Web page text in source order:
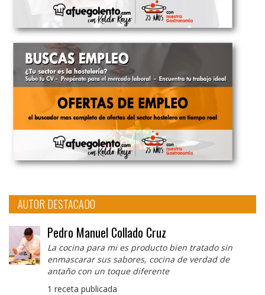
AUTOR DESTACADO
Pedro Manuel Collado Cruz
La cocina para mi es producto bien tratado sin
enmascarar sus sabores, cocina de verdad de
antaño con un toque diferente
1 receta publicada